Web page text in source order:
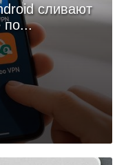
сливают
по...